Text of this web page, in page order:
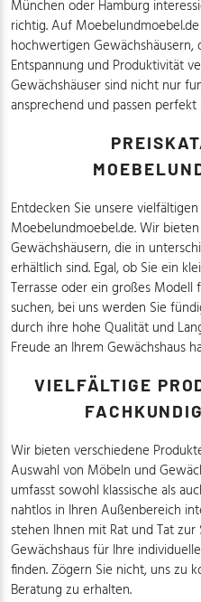
München oder Hamburg
richtig. Auf
hochwertigen Gewächshäusern,
Entspannung und Produktivität
Gewächshäuser sind nicht nur
ansprechend und passen
Entdecken Sie unsere
Moebelundmoebel.de. Wir
Gewächshäusern, die in
erhältlich sind. Egal, ob Sie ein
Terrasse oder ein großes
suchen, bei uns werden Sie
durch ihre hohe Qualität und
Freude an Ihrem Gewächshaus
VIELFÄLTIGE
Wir bieten verschiedene
Auswahl von Möbeln und
umfasst sowohl klassische als
nahtlos in Ihren Außenbereich
stehen Ihnen mit Rat und Tat
Gewächshaus für Ihre
finden. Zögern Sie nicht, uns zu
Beratung zu erhalten.